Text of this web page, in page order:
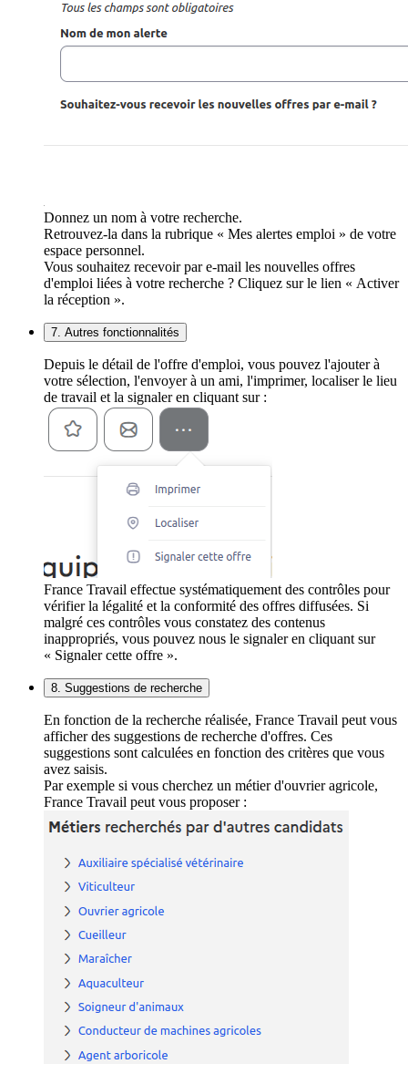
Donnez un nom à votre recherche.
Retrouvez-la dans la rubrique « Mes alertes emploi » de votre
espace personnel.
Vous souhaitez recevoir par e-mail les nouvelles offres
d'emploi liées à votre recherche ? Cliquez sur le lien « Activer
la réception ».
7. Autres fonctionnalités
Depuis le détail de l'offre d'emploi, vous pouvez l'ajouter à
votre sélection, l'envoyer à un ami, l'imprimer, localiser le lieu
de travail et la signaler en cliquant sur :
France Travail effectue systématiquement des contrôles pour
vérifier la légalité et la conformité des offres diffusées. Si
malgré ces contrôles vous constatez des contenus
inappropriés, vous pouvez nous le signaler en cliquant sur
« Signaler cette offre ».
8. Suggestions de recherche
En fonction de la recherche réalisée, France Travail peut vous
afficher des suggestions de recherche d'offres. Ces
suggestions sont calculées en fonction des critères que vous
avez saisis.
Par exemple si vous cherchez un métier d'ouvrier agricole,
France Travail peut vous proposer :